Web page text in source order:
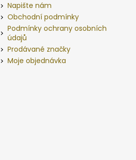
Napište nám
Obchodní podmínky
Podmínky ochrany osobních
údajů
Prodávané značky
Moje objednávka